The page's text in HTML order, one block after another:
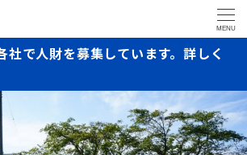
MENU
社で人財を募集しています。詳しく